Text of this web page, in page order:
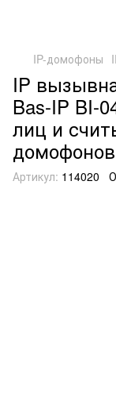
IP-домофоны
IP
Bas-IP BI-
лиц и
домофонов
Артикул: 114020